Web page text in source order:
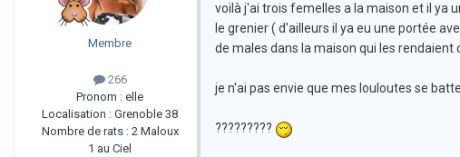
Membre
266
Pronom : elle
Localisation : Grenoble 38
Nombre de rats : 2 Maloux
1 au Ciel
voilà j'ai trois femelles a la maison et il ya
le grenier ( d'ailleurs il ya eu une portée
de males dans la maison qui les rendaient
je n'ai pas envie que mes louloutes se
?????????